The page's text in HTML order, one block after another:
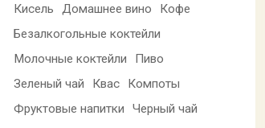
Кисель
Домашнее вино
Кофе
Безалкогольные коктейли
Молочные коктейли
Пиво
Зеленый чай
Квас
Компоты
Фруктовые напитки
Черный чай